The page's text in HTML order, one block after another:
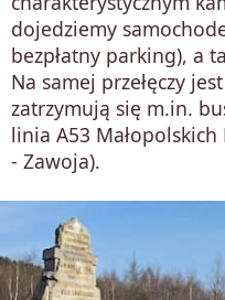
dojedziemy
bezpłatny parking), a
Na samej przełęczy
zatrzymują się m.in.
linia A53
- Zawoja).